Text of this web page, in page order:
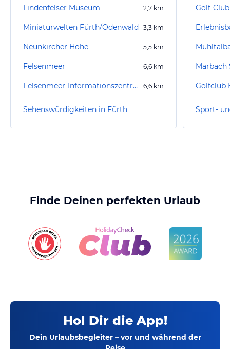
Lindenfelser Museum 2,7 km
Miniaturwelten Fürth/Odenwald 3,3 km
Neunkircher Höhe 5,5 km
Felsenmeer 6,6 km
Felsenmeer-Informationszentrum 6,6 km
Sehenswürdigkeiten in Fürth
Golf-
Marbach
Sport-
Finde Deinen perfekten Urlaub
Hol Dir die App!
Dein Urlaubsbegleiter – vor und während der